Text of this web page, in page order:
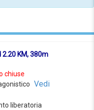
2.20 KM, 380m
chiuse
Vedi
liberatoria